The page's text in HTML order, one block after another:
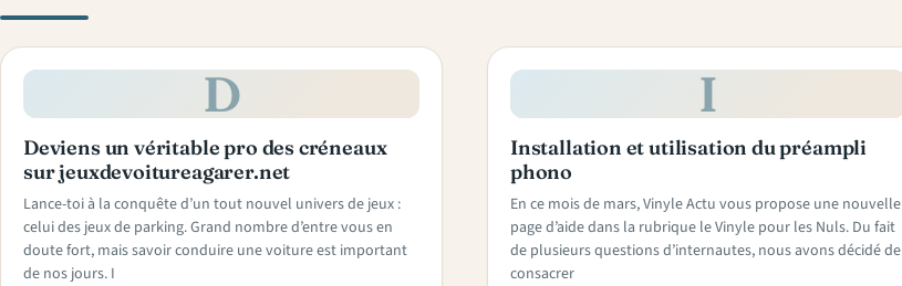
D
Deviens un véritable pro des créneaux
sur jeuxdevoitureagarer.net
Lance-toi à la conquête d’un tout nouvel univers de jeux :
celui des jeux de parking. Grand nombre d’entre vous en
doute fort, mais savoir conduire une voiture est important
de nos jours. I
I
Installation et utilisation du préampli
phono
En ce mois de mars, Vinyle Actu vous propose une nouvelle
page d’aide dans la rubrique le Vinyle pour les Nuls. Du fait
de plusieurs questions d’internautes, nous avons décidé de
consacrer